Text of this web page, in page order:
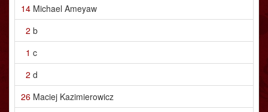
14 Michael Ameyaw
2 b
1 c
2 d
26 Maciej Kazimierowicz